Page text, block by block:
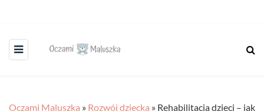
Oczami Maluszka » Rozwój dziecka » Rehabilitacja dzieci – jak